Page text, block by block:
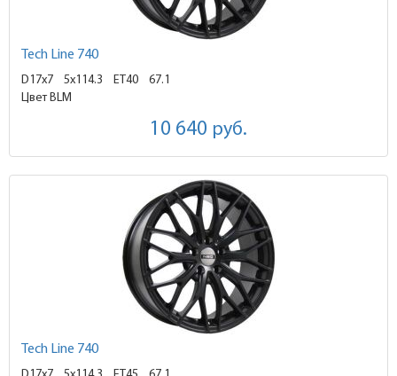
Tech Line 740
D17x7 5x114.3 ET40
67.1
Цвет BLM
10 640 руб.
Tech Line 740